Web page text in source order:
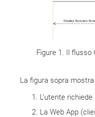
Figure 1. Il flusso
La figura sopra
L’utente
La Web App